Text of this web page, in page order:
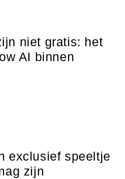
niet gratis: het
AI binnen
exclusief speeltje
zijn